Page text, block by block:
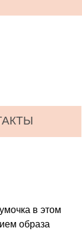
в этом
образа